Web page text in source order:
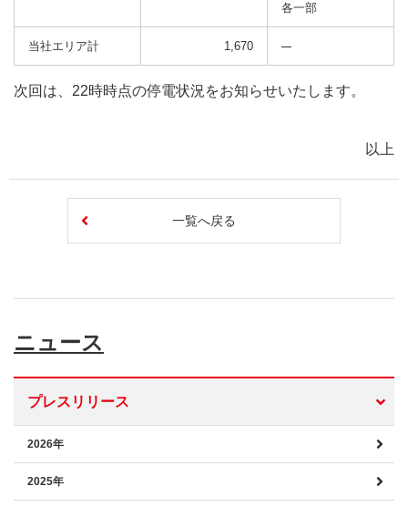
各一部
当社エリア計 1,670
次回は、22時時点の停電状況をお知らせいたします。
以上
一覧へ戻る
ニュース
プレスリリース
2026年
2025年